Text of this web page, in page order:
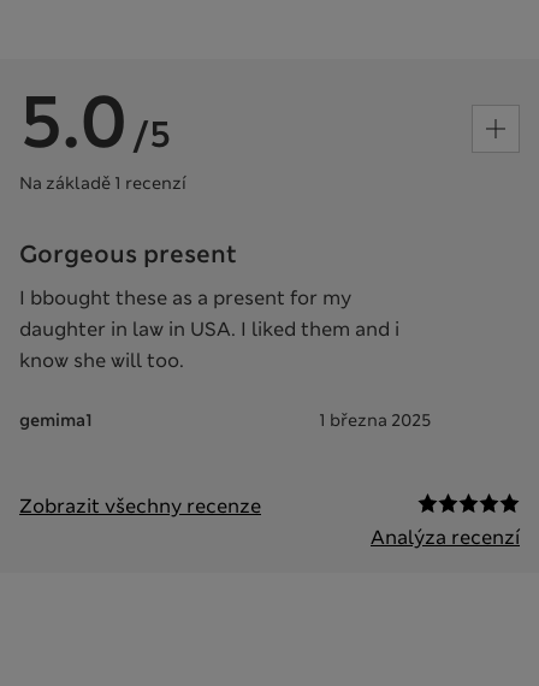
5.0 /5
Na základě 1 recenzí
Gorgeous present
I bbought these as a present for my
daughter in law in USA. I liked them and i
know she will too.
gemima1 1 března 2025
Zobrazit všechny recenze
Analýza recenzí